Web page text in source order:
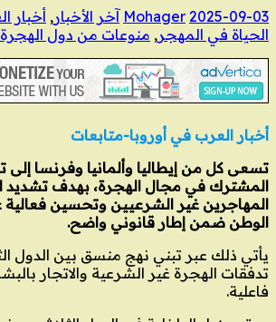
2025-09-03
Mohager آخر الأخبار, أخبار
الحياة في المهجر, منوعات من دول الهجرة
أخبار العرب في أوروبا-متابعات
تسعى كل من إيطاليا وألمانيا وفرنسا إلى
المشترك في مجال الهجرة، بهدف تشديد
المهاجرين غير الشرعيين وتحسين فعالية
الوطن ضمن إطار قانوني واضح.
يأتي ذلك عبر تبني نهج منسق بين الدول
تدفقات الهجرة غير الشرعية والاتجار
فاعلية.